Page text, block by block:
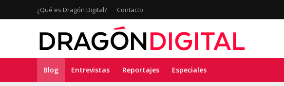
¿Qué es Dragón Digital? Contacto
Blog Entrevistas Reportajes Especiales